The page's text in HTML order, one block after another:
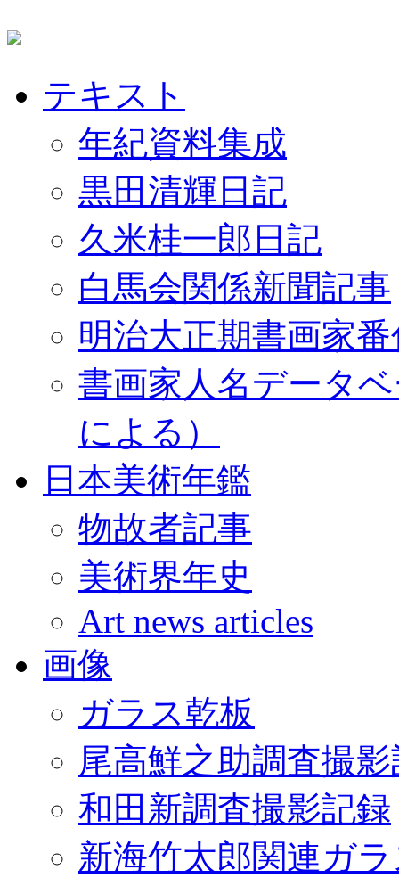
テキスト
年紀資料集成
黒田清輝日記
久米桂一郎日記
白馬会関係新聞記事
明治大正期書画家
書画家人名データ
による）
日本美術年鑑
物故者記事
美術界年史
Art news articles
画像
ガラス乾板
尾高鮮之助調査撮
和田新調査撮影記録
新海竹太郎関連ガ